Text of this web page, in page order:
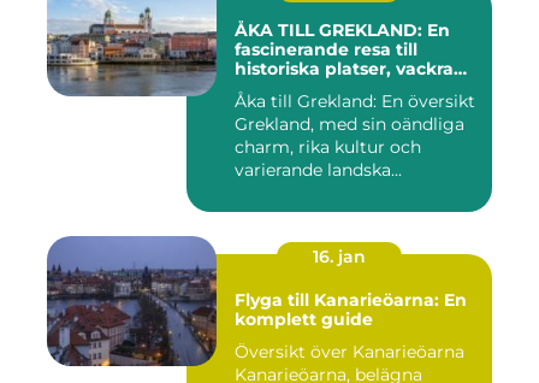
ÅKA TILL GREKLAND: En
fascinerande resa till
historiska platser, vackra
stränder och lockande
kulturer
Åka till Grekland: En översikt
Grekland, med sin oändliga
charm, rika kultur och
varierande landska...
16. jan
Flyga till Kanarieöarna: En
komplett guide
Översikt över Kanarieöarna
Kanarieöarna, belägna